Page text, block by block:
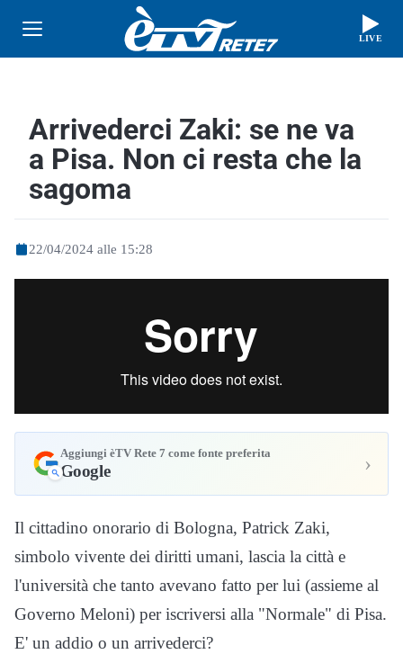
LIVE
Arrivederci Zaki: se ne va
a Pisa. Non ci resta che la
sagoma
22/04/2024 alle 15:28
Aggiungi èTV Rete 7 come fonte preferita
Google ›
Il cittadino onorario di Bologna, Patrick Zaki,
simbolo vivente dei diritti umani, lascia la città e
l'università che tanto avevano fatto per lui (assieme al
Governo Meloni) per iscriversi alla "Normale" di Pisa.
E' un addio o un arrivederci?